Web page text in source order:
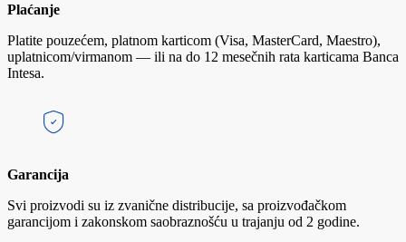
Plaćanje
Platite pouzećem, platnom karticom (Visa, MasterCard, Maestro),
uplatnicom/virmanom — ili na do 12 mesečnih rata karticama Banca
Intesa.
Garancija
Svi proizvodi su iz zvanične distribucije, sa proizvođačkom
garancijom i zakonskom saobraznošću u trajanju od 2 godine.